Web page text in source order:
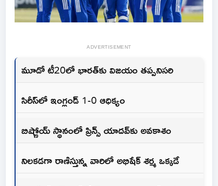
ADVERTISEMENT
మూడో టీ20లో భారత్‌కు విజయం తప్పనిసరి
సిరీస్‌లో ఇంగ్లండ్‌ 1-0 ఆధిక్యం
బిష్ణోయ్‌ స్థానంలో ప్రిన్స్‌ యాదవ్‌కు అవకాశం
నిలకడగా రాణిస్తున్న వారిలో అభిషేక్‌ శర్మ ఒక్కడే